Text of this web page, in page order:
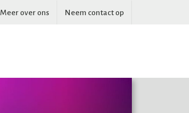
Meer over ons Neem contact op